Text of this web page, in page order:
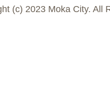
(c) 2023 Moka City. All